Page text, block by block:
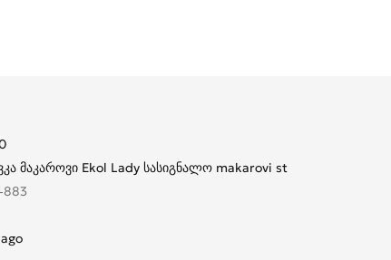
მაკაროვი Ekol Lady სასიგნალო makarovi st
883